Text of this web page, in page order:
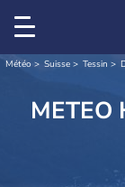
Météo Suisse Tessin
METEO